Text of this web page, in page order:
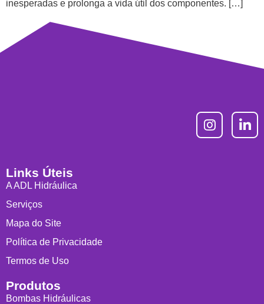
inesperadas e prolonga a vida útil dos componentes. […]
Links Úteis
A ADL Hidráulica
Serviços
Mapa do Site
Política de Privacidade
Termos de Uso
Produtos
Bombas Hidráulicas